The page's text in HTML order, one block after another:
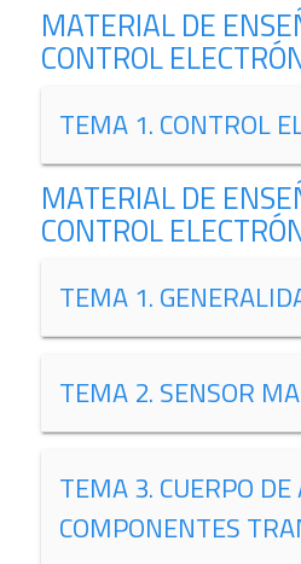
MATERIAL DE
CONTROL
TEMA 1. CONTROL
MATERIAL DE
CONTROL
TEMA 1.
TEMA 2. SENSOR
TEMA 3. CUERPO DE
COMPONENTES